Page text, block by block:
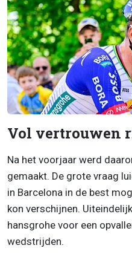
Vol vertrouwen
Na het voorjaar werd
gemaakt. De grote vraag
in Barcelona in de best
kon verschijnen.
hansgrohe voor een
wedstrijden.